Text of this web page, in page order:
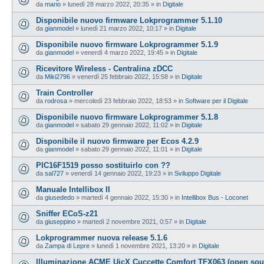
da mario » lunedì 28 marzo 2022, 20:35 » in Digitale
Disponibile nuovo firmware Lokprogrammer 5.1.10
da gianmodel » lunedì 21 marzo 2022, 10:17 » in Digitale
Disponibile nuovo firmware Lokprogrammer 5.1.9
da gianmodel » venerdì 4 marzo 2022, 19:45 » in Digitale
Ricevitore Wireless - Centralina zDCC
da Miki2796 » venerdì 25 febbraio 2022, 15:58 » in Digitale
Train Controller
da rodrosa » mercoledì 23 febbraio 2022, 18:53 » in Software per il Digitale
Disponibile nuovo firmware Lokprogrammer 5.1.8
da gianmodel » sabato 29 gennaio 2022, 11:02 » in Digitale
Disponibile il nuovo firmware per Ecos 4.2.9
da gianmodel » sabato 29 gennaio 2022, 11:01 » in Digitale
PIC16F1519 posso sostituirlo con ??
da sal727 » venerdì 14 gennaio 2022, 19:23 » in Sviluppo Digitale
Manuale Intellibox II
da giusededo » martedì 4 gennaio 2022, 15:30 » in Intellibox Bus - Loconet
Sniffer ECoS-z21
da giuseppino » martedì 2 novembre 2021, 0:57 » in Digitale
Lokprogrammer nuova release 5.1.6
da Zampa di Lepre » lunedì 1 novembre 2021, 13:20 » in Digitale
Illuminazione ACME UicX Cuccette Comfort TFX063 (open